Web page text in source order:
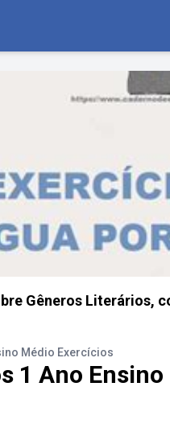
Gêneros Literários,
Médio Exercícios
1 Ano